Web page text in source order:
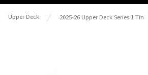
Upper Deck 2025-26 Upper Deck Series 1 Tin